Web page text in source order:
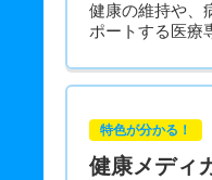
健康の維持や、
ポートする医療
特色が分かる！
健康メディ